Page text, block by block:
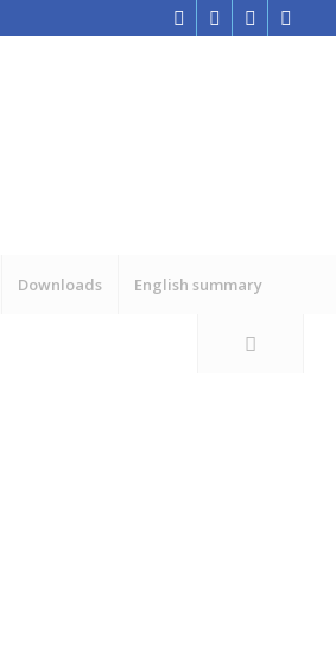
Downloads English summary